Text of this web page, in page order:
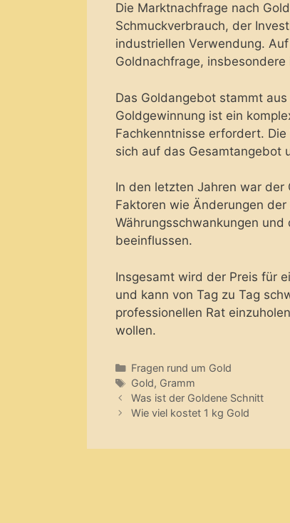
Die Marktnachfrage nach
Schmuckverbrauch, der
industriellen Verwendung.
Goldnachfrage,
Das Goldangebot stammt
Goldgewinnung ist ein
Fachkenntnisse erfordert.
sich auf das Gesamtangebot
In den letzten Jahren war
Faktoren wie Änderungen
Währungsschwankungen
beeinflussen.
Insgesamt wird der Preis für
und kann von Tag zu Tag
professionellen Rat
wollen.
Categories
Fragen rund um Gold
Tags
Gold, Gramm
Was ist der Goldene Schnitt
Wie viel kostet 1 kg Gold